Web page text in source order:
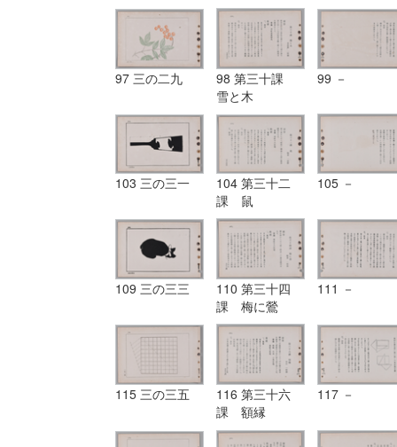
97 三の二九
98 第三十課
雪と木
99 －
103 三の三一
104 第三十二
課 鼠
105 －
109 三の三三
110 第三十四
課 梅に鶯
111 －
115 三の三五
116 第三十六
課 額縁
117 －